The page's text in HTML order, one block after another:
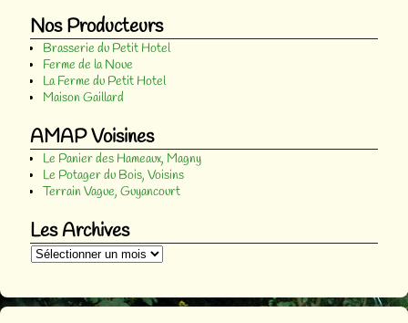
Nos Producteurs
Brasserie du Petit Hotel
Ferme de la Noue
La Ferme du Petit Hotel
Maison Gaillard
AMAP Voisines
Le Panier des Hameaux, Magny
Le Potager du Bois, Voisins
Terrain Vague, Guyancourt
Les Archives